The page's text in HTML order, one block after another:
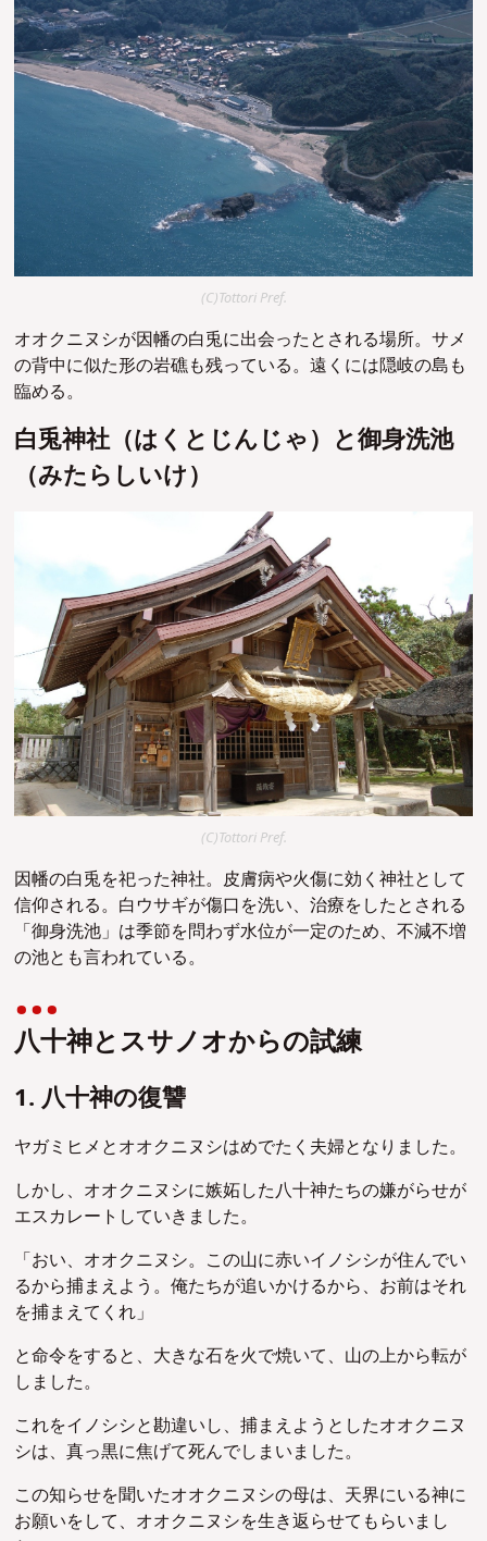
(C)Tottori Pref.
オオクニヌシが因幡の白兎に出会ったとされる場所。サメ
の背中に似た形の岩礁も残っている。遠くには隠岐の島も
臨める。
白兎神社（はくとじんじゃ）と御身洗池
（みたらしいけ）
(C)Tottori Pref.
因幡の白兎を祀った神社。皮膚病や火傷に効く神社として
信仰される。白ウサギが傷口を洗い、治療をしたとされる
「御身洗池」は季節を問わず水位が一定のため、不減不増
の池とも言われている。
八十神とスサノオからの試練
1. 八十神の復讐
ヤガミヒメとオオクニヌシはめでたく夫婦となりました。
しかし、オオクニヌシに嫉妬した八十神たちの嫌がらせが
エスカレートしていきました。
「おい、オオクニヌシ。この山に赤いイノシシが住んでい
るから捕まえよう。俺たちが追いかけるから、お前はそれ
を捕まえてくれ」
と命令をすると、大きな石を火で焼いて、山の上から転が
しました。
これをイノシシと勘違いし、捕まえようとしたオオクニヌ
シは、真っ黒に焦げて死んでしまいました。
この知らせを聞いたオオクニヌシの母は、天界にいる神に
お願いをして、オオクニヌシを生き返らせてもらいまし